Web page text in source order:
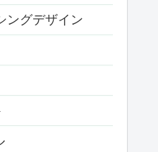
ングデザイン